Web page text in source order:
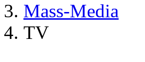
Mass-Media
TV